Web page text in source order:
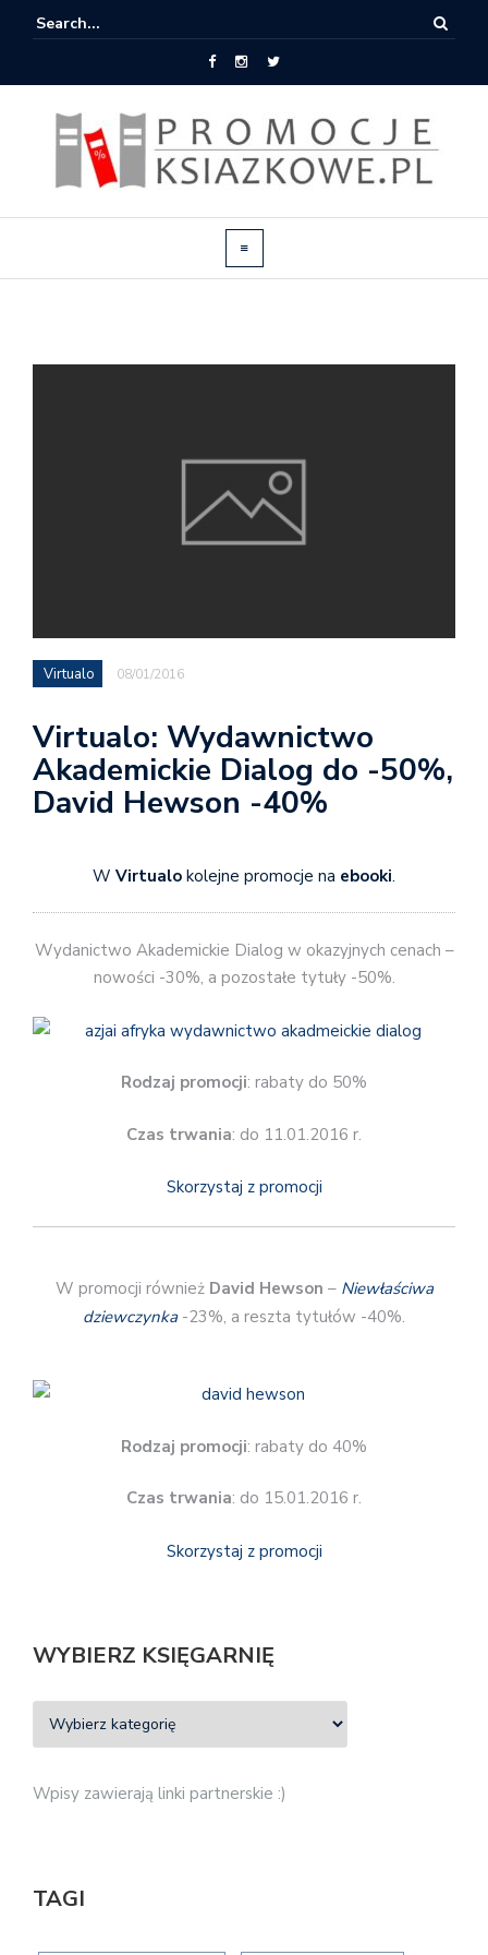
Virtualo 08/01/2016
Virtualo: Wydawnictwo
Akademickie Dialog do -50%,
David Hewson -40%
W Virtualo kolejne promocje na ebooki.
Wydanictwo Akademickie Dialog w okazyjnych cenach –
nowości -30%, a pozostałe tytuły -50%.
Rodzaj promocji: rabaty do 50%
Czas trwania: do 11.01.2016 r.
Skorzystaj z promocji
W promocji również David Hewson – Niewłaściwa
dziewczynka-23%, a reszta tytułów -40%.
Rodzaj promocji: rabaty do 40%
Czas trwania: do 15.01.2016 r.
Skorzystaj z promocji
WYBIERZ KSIĘGARNIĘ
Wpisy zawierają linki partnerskie :)
TAGI